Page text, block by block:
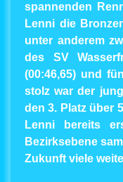
spannenden
Lenni die
unter anderem
des SV
(00:46,65) und
stolz war der
den 3. Platz über
Lenni bereits
Bezirksebene
Zukunft viele